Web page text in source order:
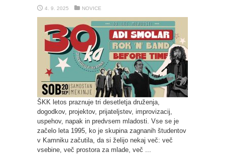
4. 9. 2025 NOVICE
ŠKK letos praznuje tri desetletja druženja,
dogodkov, projektov, prijateljstev, improvizacij,
uspehov, napak in predvsem mladosti. Vse se je
začelo leta 1995, ko je skupina zagnanih študentov
v Kamniku začutila, da si želijo nekaj več: več
vsebine, več prostora za mlade, več ...